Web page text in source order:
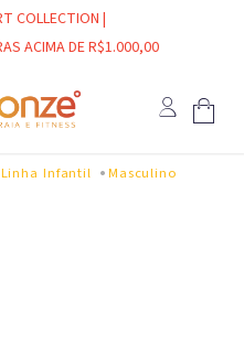
COLLECTION |
ACIMA DE R$1.000,00
Linha Infantil Masculino